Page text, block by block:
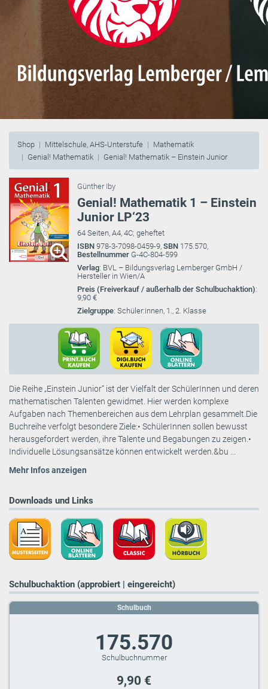
Shop Mittelschule, AHS-Unterstufe
Mathematik
Genial! Mathematik
Genial! Mathematik – Einstein Junior
Günther Iby
Genial! Mathematik 1 – Einstein
Junior LP‘23
64 Seiten, A4, 4C; geheftet
ISBN 978-3-7098-0459-9, SBN 175.570,
Bestellnummer G-4C-804-599
Verlag: BVL – Bildungsverlag Lemberger GmbH /
Hersteller in Wien/A
Preis (Freiverkauf / außerhalb der Schulbuchaktion):
9,90 €
Zielgruppe: Schüler:innen, 1., 2. Klasse
Die Reihe „Einstein Junior“ ist der Vielfalt der SchülerInnen und deren
mathematischen Talenten gewidmet. Hier werden komplexe
Aufgaben nach Themenbereichen aus dem Lehrplan gesammelt.Die
Buchreihe verfolgt besondere Ziele:• SchülerInnen sollen bewusst
herausgefordert werden, ihre Talente und Begabungen zu zeigen.•
Individuelle Lösungsansätze können entwickelt werden.&bu ...
Mehr Infos anzeigen
Downloads und Links
Schulbuchaktion (approbiert | eingereicht)
Schulbuch
175.570
9,90 €